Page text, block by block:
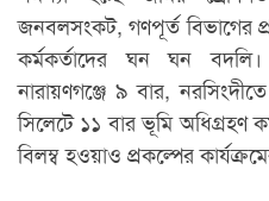
জনবলসংকট, গণপূর্ত বিভাগের
কর্মকর্তাদের ঘন ঘন
নারায়ণগঞ্জে ৯ বার,
সিলেটে ১১ বার ভূমি অধিগ্রহণ
বিলম্ব হওয়াও প্রকল্পের